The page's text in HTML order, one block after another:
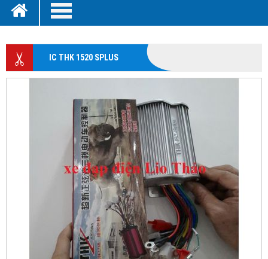
IC THK 1520 SPLUS